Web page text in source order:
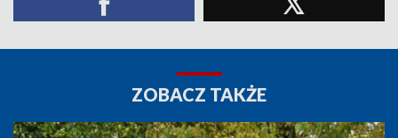
ZOBACZ TAKŻE